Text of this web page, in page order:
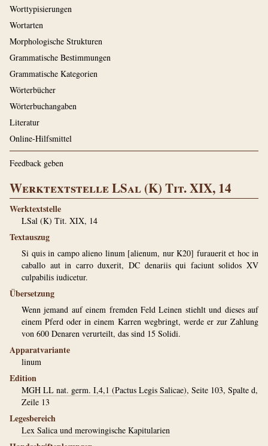
Worttypisierungen
Wortarten
Morphologische Strukturen
Grammatische Bestimmungen
Grammatische Kategorien
Wörterbücher
Wörterbuchangaben
Literatur
Online-Hilfsmittel
Feedback geben
Werktextstelle LSal (K) Tit. XIX, 14
Werktextstelle
LSal (K) Tit. XIX, 14
Textauszug
Si quis in campo alieno linum [alienum, nur K20] furauerit et hoc in
caballo aut in carro duxerit, DC denariis qui faciunt solidos XV
culpabilis iudicetur.
Übersetzung
Wenn jemand auf einem fremden Feld Leinen stiehlt und dieses auf
einem Pferd oder in einem Karren wegbringt, werde er zur Zahlung
von 600 Denaren verurteilt, das sind 15 Solidi.
Apparatvariante
linum
Edition
MGH LL nat. germ. I,4,1 (Pactus Legis Salicae), Seite 103, Spalte d,
Zeile 13
Legesbereich
Lex Salica und merowingische Kapitularien